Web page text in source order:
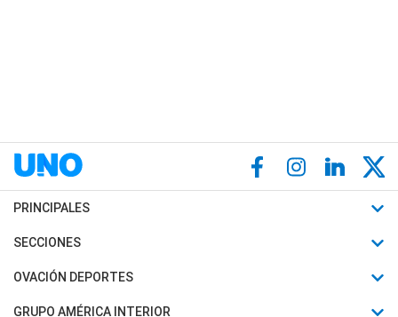
PRINCIPALES
Últimas Noticias
Política
SECCIONES
Horóscopo
Motores
OVACIÓN DEPORTES
Fútbol
GRUPO AMÉRICA INTERIOR